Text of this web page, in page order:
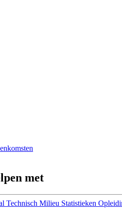
met
Technisch Milieu Statistieken